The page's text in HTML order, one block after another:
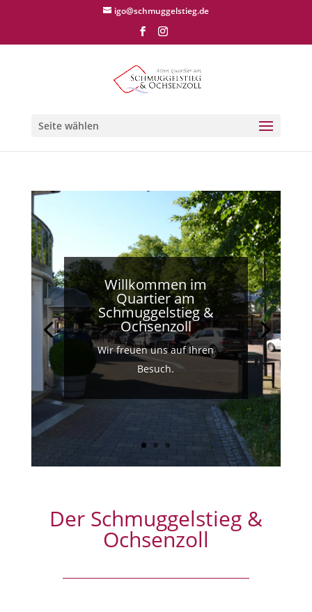
igo@schmuggelstieg.de
Seite wählen
Willkommen im
Quartier am
Schmuggelstieg &
Ochsenzoll
Wir freuen uns auf Ihren
Besuch.
Der Schmuggelstieg &
Ochsenzoll